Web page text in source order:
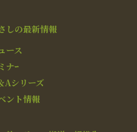
しの最新情報
ース
ナｰ
Aシリーズ
ント情報